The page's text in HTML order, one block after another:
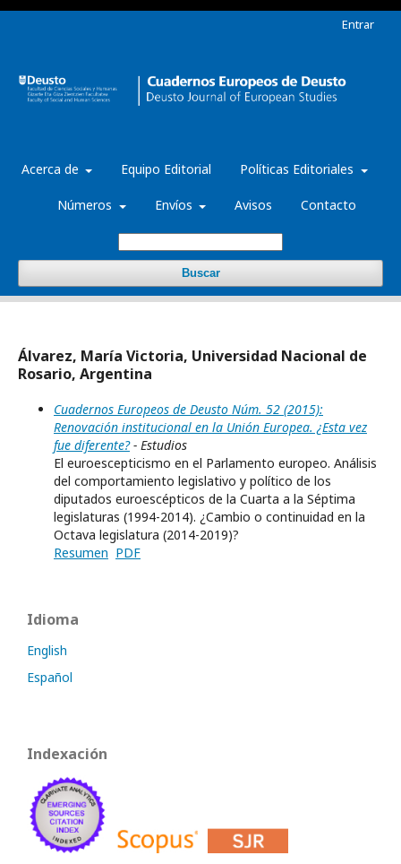
Acerca de Equipo Editorial Políticas Editoriales
Números Envíos Avisos Contacto
Buscar
Entrar
Álvarez, María Victoria, Universidad Nacional de
Rosario, Argentina
Cuadernos Europeos de Deusto Núm. 52 (2015):
Renovación institucional en la Unión Europea. ¿Esta vez
fue diferente?- Estudios
El euroescepticismo en el Parlamento europeo. Análisis
del comportamiento legislativo y político de los
diputados euroescépticos de la Cuarta a la Séptima
legislaturas (1994-2014). ¿Cambio o continuidad en la
Octava legislatura (2014-2019)?
Resumen PDF
Idioma
English
Español
Indexación